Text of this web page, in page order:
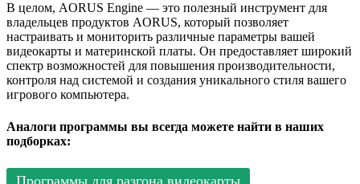
В целом, AORUS Engine — это полезный инструмент для
владельцев продуктов AORUS, который позволяет
настраивать и мониторить различные параметры вашей
видеокарты и материнской платы. Он предоставляет широкий
спектр возможностей для повышения производительности,
контроля над системой и создания уникального стиля вашего
игрового компьютера.
Аналоги программы вы всегда можете найти в наших
подборках:
Программы для разгона видеокарты